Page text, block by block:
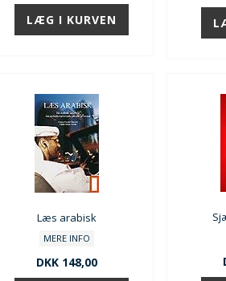
Læs arabisk
MERE INFO
DKK 148,00